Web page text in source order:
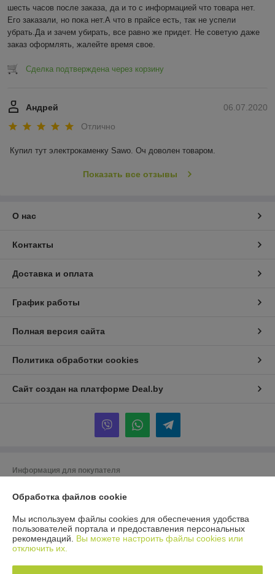
шесть часов после заказа, да и то с информацией что товара нет.
Его заказали, но пока нет.А что в прайсе есть, так не успели
убрать.Да и зачем убирать, все равно же придет. Не советую даже
заказ оформлять, жалейте время свое.
Сделка подтверждена через корзину
06.07.2020
Андрей
Отлично
Купил тут электрокаменку Sawo. Оч доволен товаром.
Показать все отзывы
О нас
Контакты
Доставка и оплата
График работы
Полная версия сайта
Политика обработки cookies
Сайт создан на платформе Deal.by
Информация для покупателя
Орландо»
(офис 3д)
Регистрационный номер ЕГР: 193951532
Обработка файлов cookie
Мы используем файлы cookies для обеспечения удобства
пользователей портала и предоставления персональных
рекомендаций. Вы можете настроить файлы cookies или
отключить их.